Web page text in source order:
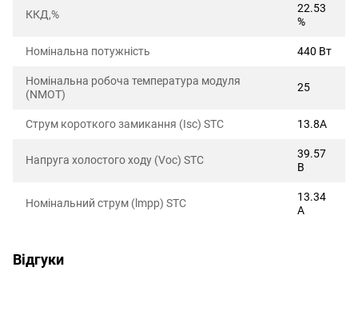
ККД,%
22.53
%
Номінальна потужність 440 Вт
Номінальна робоча температура модуля
(NMOT)
25
Струм короткого замикання (Isc) STC 13.8А
Напруга холостого ходу (Voc) STC
39.57
В
Номінальний струм (lmpp) STC
13.34
А
Відгуки